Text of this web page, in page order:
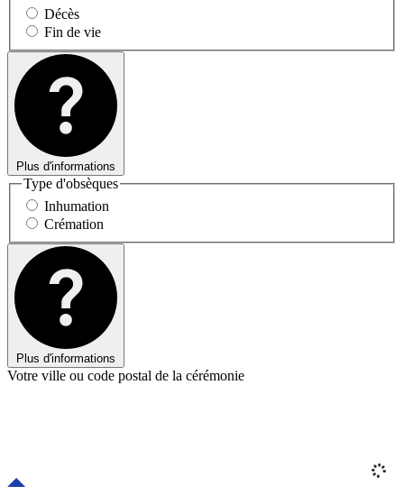
Décès
Fin de vie
Plus d'informations
Type d'obsèques
Inhumation
Crémation
Plus d'informations
Votre ville ou code postal de la cérémonie